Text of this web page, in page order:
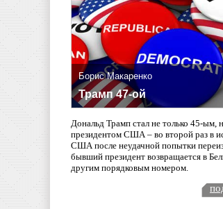
Борис Макаренко
Трамп 47-ой
Дональд Трамп стал не только 45-ым,
президентом США – во второй раз в
США после неудачной попытки
бывший президент возвращается в
другим порядковым номером.